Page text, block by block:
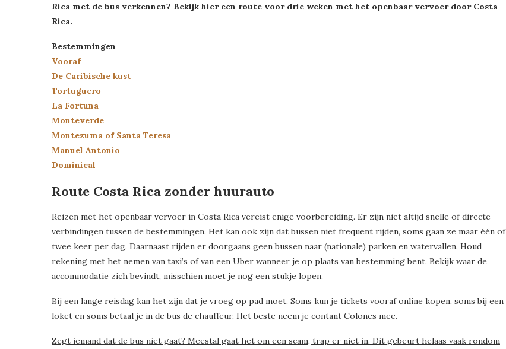
Rica met de bus verkennen? Bekijk hier een route voor drie weken met het openbaar vervoer door Costa
Rica.
Bestemmingen
Vooraf
De Caribische kust
Tortuguero
La Fortuna
Monteverde
Montezuma of Santa Teresa
Manuel Antonio
Dominical
Route Costa Rica zonder huurauto
Reizen met het openbaar vervoer in Costa Rica vereist enige voorbereiding. Er zijn niet altijd snelle of directe
verbindingen tussen de bestemmingen. Het kan ook zijn dat bussen niet frequent rijden, soms gaan ze maar één of
twee keer per dag. Daarnaast rijden er doorgaans geen bussen naar (nationale) parken en watervallen. Houd
rekening met het nemen van taxi’s of van een Uber wanneer je op plaats van bestemming bent. Bekijk waar de
accommodatie zich bevindt, misschien moet je nog een stukje lopen.
Bij een lange reisdag kan het zijn dat je vroeg op pad moet. Soms kun je tickets vooraf online kopen, soms bij een
loket en soms betaal je in de bus de chauffeur. Het beste neem je contant Colones mee.
Zegt iemand dat de bus niet gaat? Meestal gaat het om een scam, trap er niet in. Dit gebeurt helaas vaak rondom